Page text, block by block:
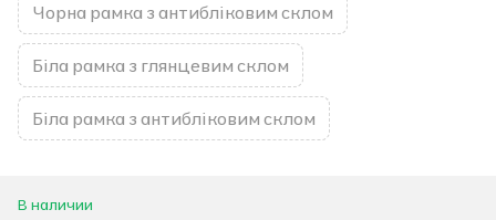
Чорна рамка з антибліковим склом
Біла рамка з глянцевим склом
Біла рамка з антибліковим склом
В наличии